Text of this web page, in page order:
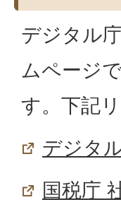
デジタル
ムページ
す。下記
デジタ
国税庁